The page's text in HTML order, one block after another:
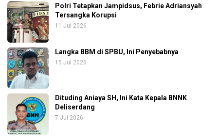
Polri Tetapkan Jampidsus, Febrie Adriansyah
Tersangka Korupsi
11 Jul 2026
Langka BBM di SPBU, Ini Penyebabnya
15 Jul 2026
Dituding Aniaya SH, Ini Kata Kepala BNNK
Deliserdang
7 Jul 2026